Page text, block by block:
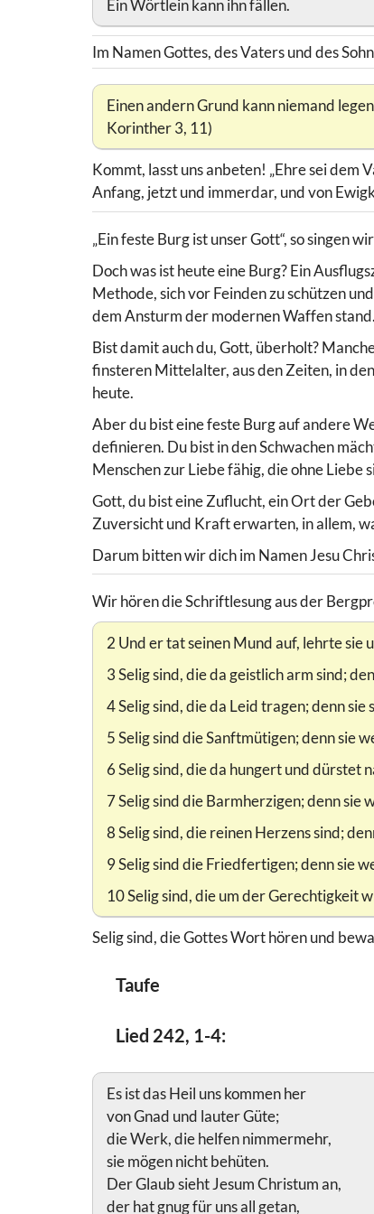
Ein Wörtlein kann ihn fällen.
Im Namen Gottes, des Vaters und des
Einen andern Grund kann niemand
Korinther 3, 11)
Kommt, lasst uns anbeten! „Ehre sei dem
Anfang, jetzt und immerdar, und von
„Ein feste Burg ist unser Gott“, so singen
Doch was ist heute eine Burg? Ein
Methode, sich vor Feinden zu schützen
dem Ansturm der modernen Waffen stand.
Bist damit auch du, Gott, überholt?
finsteren Mittelalter, aus den Zeiten, in
heute.
Aber du bist eine feste Burg auf andere
definieren. Du bist in den Schwachen
Menschen zur Liebe fähig, die ohne Liebe
Gott, du bist eine Zuflucht, ein Ort der
Zuversicht und Kraft erwarten, in allem,
Darum bitten wir dich im Namen Jesu
Wir hören die Schriftlesung aus der
2 Und er tat seinen Mund auf, lehrte sie
3 Selig sind, die da geistlich arm sind;
4 Selig sind, die da Leid tragen; denn
5 Selig sind die Sanftmütigen; denn sie
6 Selig sind, die da hungert und dürstet
7 Selig sind die Barmherzigen; denn
8 Selig sind, die reinen Herzens sind;
9 Selig sind die Friedfertigen; denn sie
10 Selig sind, die um der Gerechtigkeit
Selig sind, die Gottes Wort hören und
Taufe
Lied 242, 1-4:
Es ist das Heil uns kommen her
von Gnad und lauter Güte;
die Werk, die helfen nimmermehr,
sie mögen nicht behüten.
Der Glaub sieht Jesum Christum an,
der hat gnug für uns all getan,